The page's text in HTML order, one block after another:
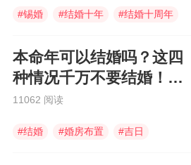
#锡婚 #结婚十年 #结婚十周年
本命年可以结婚吗？这四
种情况千万不要结婚！大
凶
11062 阅读
#结婚 #婚房布置 #吉日